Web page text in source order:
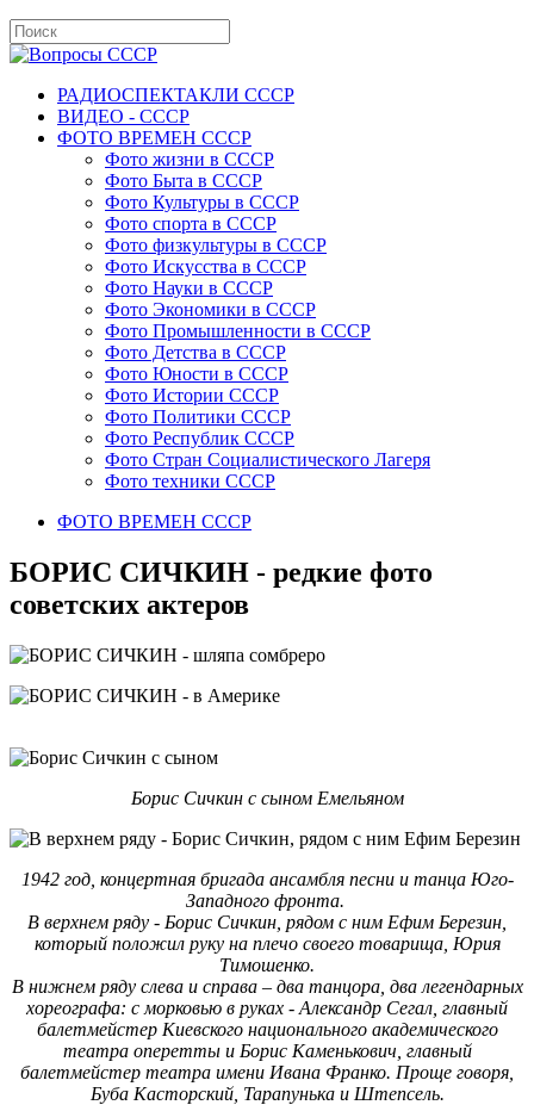
РАДИОСПЕКТАКЛИ СССР
ВИДЕО - СССР
ФОТО ВРЕМЕН СССР
Фото жизни в СССР
Фото Быта в СССР
Фото Культуры в СССР
Фото спорта в СССР
Фото физкультуры в СССР
Фото Искусства в СССР
Фото Науки в СССР
Фото Экономики в СССР
Фото Промышленности в СССР
Фото Детства в СССР
Фото Юности в СССР
Фото Истории СССР
Фото Политики СССР
Фото Республик СССР
Фото Стран Социалистического Лагеря
Фото техники СССР
ФОТО ВРЕМЕН СССР
БОРИС СИЧКИН - редкие фото
советских актеров
Борис Сичкин с сыном Емельяном
1942 год, концертная бригада ансамбля песни и танца Юго-
Западного фронта.
В верхнем ряду - Борис Сичкин, рядом с ним Ефим Березин,
который положил руку на плечо своего товарища, Юрия
Тимошенко.
В нижнем ряду слева и справа – два танцора, два легендарных
хореографа: с морковью в руках - Александр Сегал, главный
балетмейстер Киевского национального академического
театра оперетты и Борис Каменькович, главный
балетмейстер театра имени Ивана Франко. Проще говоря,
Буба Касторский, Тарапунька и Штепсель.